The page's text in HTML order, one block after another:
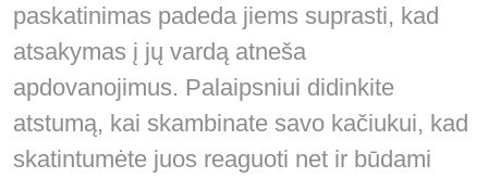
paskatinimas padeda jiems suprasti, kad
atsakymas į jų vardą atneša
apdovanojimus. Palaipsniui didinkite
atstumą, kai skambinate savo kačiukui, kad
skatintumėte juos reaguoti net ir būdami